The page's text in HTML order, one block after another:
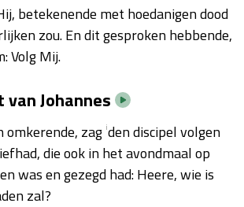
betekenende met hoedanigen dood
zou. En dit gesproken hebbende,
Volg Mij.
Johannes
omkerende, zag iden discipel volgen
die ook in het avondmaal op
was en gezegd had: Heere, wie is
zal?